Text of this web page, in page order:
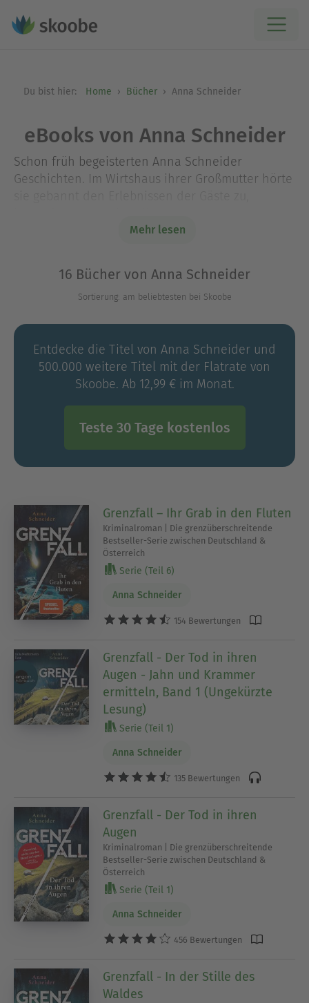
Du bist hier: Home Bücher Anna Schneider
eBooks von Anna Schneider
Schon früh begeisterten Anna Schneider
Geschichten. Im Wirtshaus ihrer Großmutter hörte
Diese Faszination spiegelte sich später in ihren
erlebte sie täglich, wie Menschen ticken, was sie
antreibt und wo die inneren Brüche liegen. Als
Autorin interessieren sie perfide Verbrechen, die
Verborgenen bleibt. Ihre Geschichten beginnen
dort, wo die Fassade bröckelt. Immer ausgehend
von der Frage: Wie gut kennen wir die Menschen,
die uns am nächsten stehen, eigentlich wirklich?
ungleiche Ermittlerduo Alexa Jahn und Bernhard
Krammer sind SPIEGEL-Bestseller, »Blut für Blut«
ist ihr erster psychologischer Pageturner. Anna
Mehr lesen
16 Bücher von Anna Schneider
Sortierung: am beliebtesten bei Skoobe
Entdecke die Titel von Anna Schneider und
500.000 weitere Titel mit der Flatrate von
Skoobe. Ab 12,99 € im Monat.
Teste 30 Tage kostenlos
Grenzfall – Ihr Grab in den Fluten
Kriminalroman | Die grenzüberschreitende
Bestseller-Serie zwischen Deutschland &
Österreich
Serie (Teil 6)
Anna Schneider
154 Bewertungen
Grenzfall - Der Tod in ihren
Augen - Jahn und Krammer
ermitteln, Band 1 (Ungekürzte
Lesung)
Serie (Teil 1)
Anna Schneider
135 Bewertungen
Grenzfall - Der Tod in ihren
Augen
Kriminalroman | Die grenzüberschreitende
Bestseller-Serie zwischen Deutschland &
Österreich
Serie (Teil 1)
Anna Schneider
456 Bewertungen
Grenzfall - In der Stille des
Waldes